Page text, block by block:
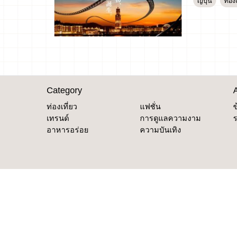
Category
ท่องเที่ยว
แฟชั่น
เทรนด์
การดูแลความงาม
อาหารอร่อย
ความบันเทิง